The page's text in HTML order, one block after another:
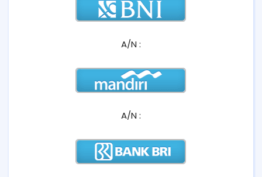
A/N :
A/N :